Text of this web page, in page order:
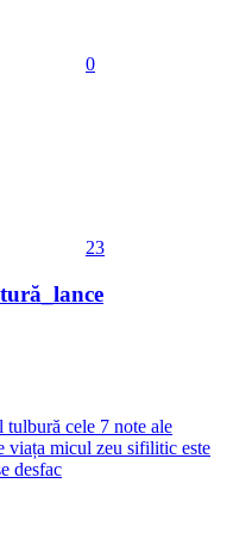
0
23
cele 7 note ale
micul zeu sifilitic este
desfac